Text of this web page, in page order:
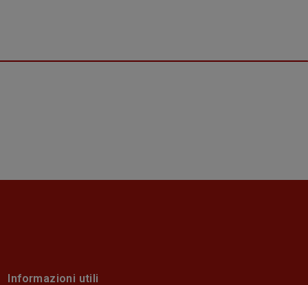
Informazioni utili